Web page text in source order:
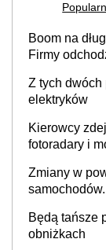
Boom na
Firmy
Z tych
elektryków
Kierowcy
fotoradary i
Zmiany w
producenta
Będą tańsze
obniżkach